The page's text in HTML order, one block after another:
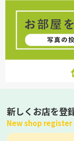
新しくお店を登
New shop register